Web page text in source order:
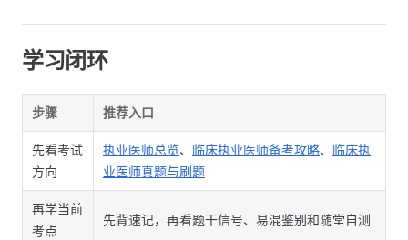
学习闭环
步骤 推荐入口
先看考试
方向
执业医师总览、 临床执业医师备考攻略、 临床执
业医师真题与刷题
再学当前
考点
先背速记，再看题干信号、易混鉴别和随堂自测